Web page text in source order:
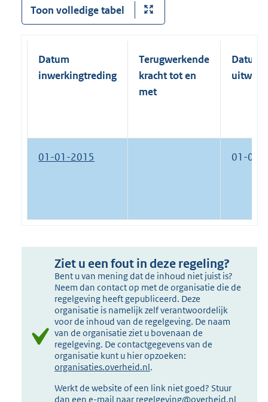
Toon volledige tabel
Datum
inwerkingtreding
Terugwerkende
kracht tot en
met
Datum
01-01-2015 01-01-
Ziet u een fout in deze regeling?
Bent u van mening dat de inhoud niet juist is?
Neem dan contact op met de organisatie die de
regelgeving heeft gepubliceerd. Deze
organisatie is namelijk zelf verantwoordelijk
voor de inhoud van de regelgeving. De naam
van de organisatie ziet u bovenaan de
regelgeving. De contactgegevens van de
organisatie kunt u hier opzoeken:
organisaties.overheid.nl.
Werkt de website of een link niet goed? Stuur
dan een e-mail naar regelgeving@overheid.nl